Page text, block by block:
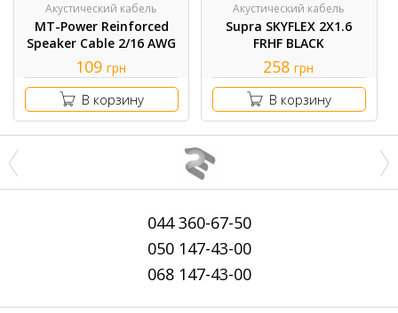
Акустический кабель
MT-Power Reinforced
Speaker Cable 2/16 AWG
109грн
В корзину
Акустический кабель
Supra SKYFLEX 2X1.6
FRHF BLACK
258грн
В корзину
044360-67-50
050147-43-00
068147-43-00